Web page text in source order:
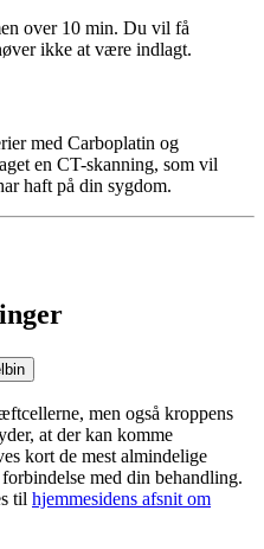
over 10 min. Du vil få
ikke at være indlagt.
med Carboplatin og
en CT-skanning, som vil
haft på din sygdom.
men også kroppens
at der kan komme
kort de mest almindelige
med din behandling.
til hjemmesidens afsnit om